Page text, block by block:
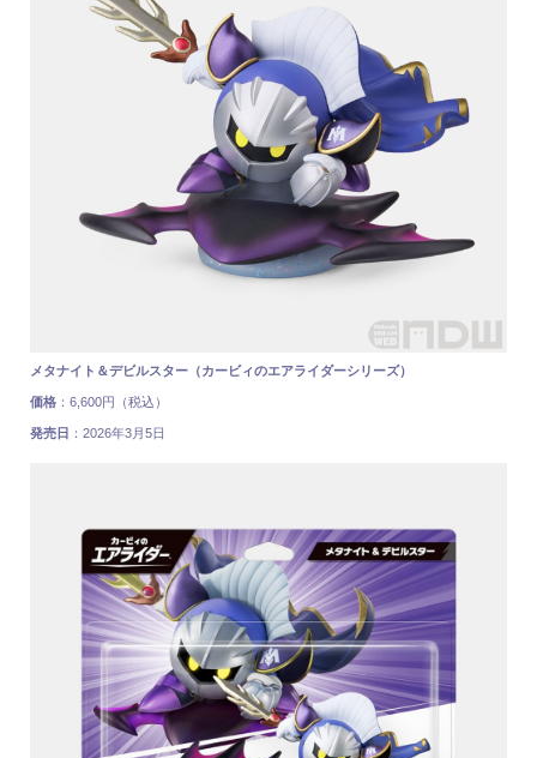
メタナイト＆デビルスター（カービィのエアライダーシリーズ）
価格：6,600円（税込）
発売日 ：2026年3月5日